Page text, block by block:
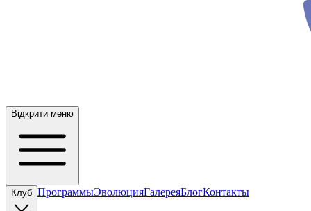
Відкрити меню
Клуб ПрограммыЭволюцияГалереяБлогКонтакты